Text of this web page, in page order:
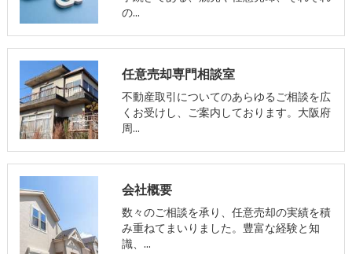
の…
任意売却専門相談室
不動産取引についてのあらゆるご相談を広
くお受けし、ご案内しております。大阪府
周…
会社概要
数々のご相談を承り、任意売却の実績を積
み重ねてまいりました。豊富な経験と知
識、…